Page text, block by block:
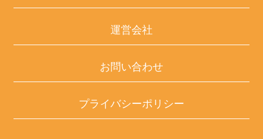
運営会社
お問い合わせ
プライバシーポリシー